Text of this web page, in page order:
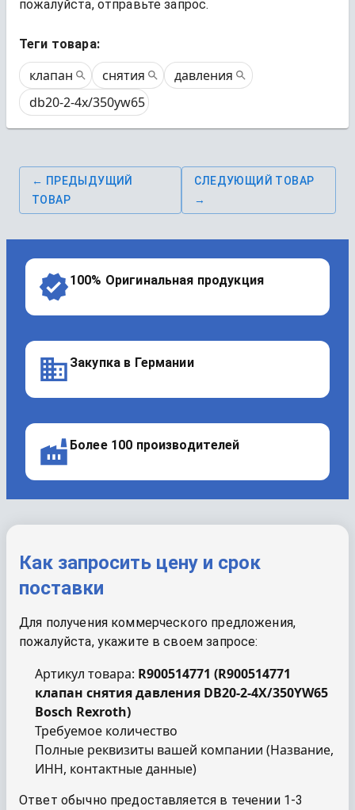
пожалуйста, отправьте запрос.
Теги товара:
клапан снятия
давления
db20-2-4x/350yw65
← ПРЕДЫДУЩИЙ
ТОВАР
СЛЕДУЮЩИЙ ТОВАР
→
100% Оригинальная продукция
Закупка в Германии
Более 100 производителей
Как запросить цену и срок
поставки
Для получения коммерческого предложения,
пожалуйста, укажите в своем запросе:
Артикул товара: R900514771 (R900514771
клапан снятия давления DB20-2-4X/350YW65
Bosch Rexroth)
Требуемое количество
Полные реквизиты вашей компании (Название,
ИНН, контактные данные)
Ответ обычно предоставляется в течении 1-3